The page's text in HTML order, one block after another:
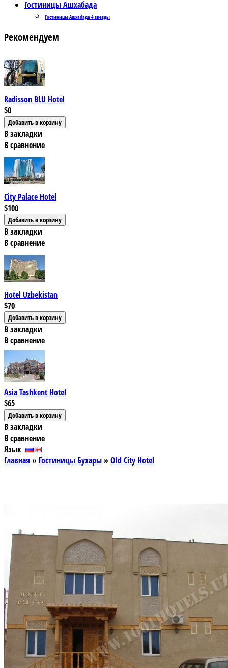
Гостиницы Ашхабада
Гостиницы Ашхабада 4 звезды
Рекомендуем
Radisson BLU Hotel
$0
В закладки
В сравнение
City Palace Hotel
$100
В закладки
В сравнение
Hotel Uzbekistan
$70
В закладки
В сравнение
Asia Tashkent Hotel
$65
В закладки
В сравнение
Язык
Главная » Гостиницы Бухары»Old City Hotel